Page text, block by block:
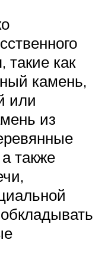
такие как
камень,
или
из
также